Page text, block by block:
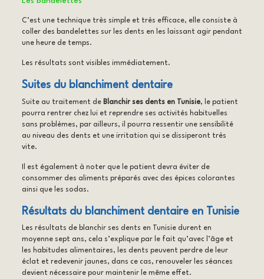
C’est une technique très simple et très efficace, elle consiste à
coller des bandelettes sur les dents en les laissant agir pendant
une heure de temps.
Les résultats sont visibles immédiatement.
Suites du blanchiment dentaire
Suite au traitement de Blanchir ses dents en Tunisie, le patient
pourra rentrer chez lui et reprendre ses activités habituelles
sans problèmes, par ailleurs, il pourra ressentir une sensibilité
au niveau des dents et une irritation qui se dissiperont très
vite.
Il est également à noter que le patient devra éviter de
consommer des aliments préparés avec des épices colorantes
ainsi que les sodas.
Résultats du blanchiment dentaire en Tunisie
Les résultats de blanchir ses dents en Tunisie durent en
moyenne sept ans, cela s’explique par le fait qu’avec l’âge et
les habitudes alimentaires, les dents peuvent perdre de leur
éclat et redevenir jaunes, dans ce cas, renouveler les séances
devient nécessaire pour maintenir le même effet.